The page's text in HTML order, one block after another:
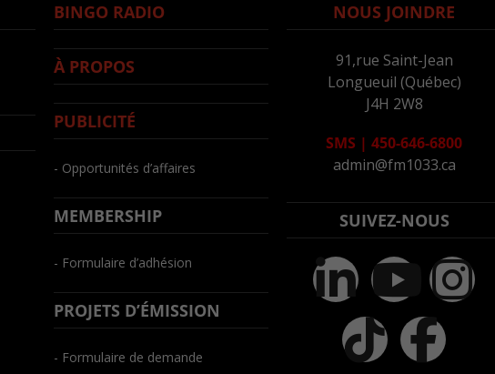
BINGO RADIO
À PROPOS
PUBLICITÉ
- Opportunités d’affaires
MEMBERSHIP
- Formulaire d’adhésion
PROJETS D’ÉMISSION
- Formulaire de demande
NOUS JOINDRE
91,rue Saint-Jean
Longueuil (Québec)
J4H 2W8
SMS | 450-646-6800
admin@fm1033.ca
SUIVEZ-NOUS